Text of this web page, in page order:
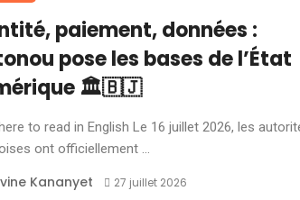
paiement, données :
pose les bases de l’État
🏛️🇧🇯
to read in English Le 16 juillet 2026, les
ont officiellement ...
Kananyet 27 juillet 2026